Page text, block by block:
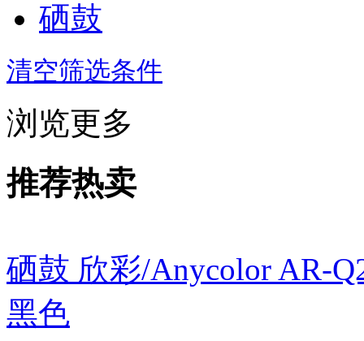
硒鼓
清空筛选条件
浏览更多
推荐热卖
硒鼓 欣彩/Anycolor AR-
黑色